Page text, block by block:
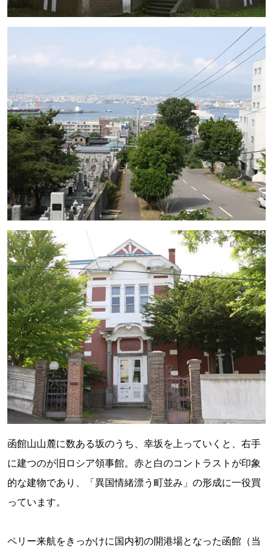
函館山山麓に数ある坂のうち、幸坂を上っていくと、右手
に建つのが旧ロシア領事館。赤と白のコントラストが印象
的な建物であり、「異国情緒漂う町並み」の形成に一役買
っています。
ペリー来航をきっかけに国内初の開港場となった函館（当